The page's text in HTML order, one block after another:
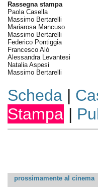
Rassegna stampa
Paola Casella
Massimo Bertarelli
Mariarosa Mancuso
Massimo Bertarelli
Federico Pontiggia
Francesco Alò
Alessandra Levantesi
Natalia Aspesi
Massimo Bertarelli
Scheda|
Stampa |
prossimamente al cinema